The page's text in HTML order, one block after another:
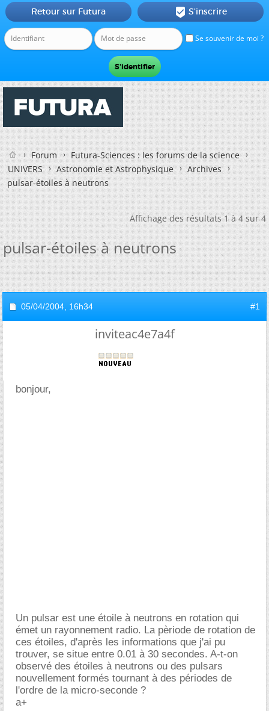
Se souvenir de moi ?
Retour sur Futura  S'inscrire
Forum
Futura-Sciences : les forums de la science
UNIVERS
Astronomie et Astrophysique
Archives
pulsar-étoiles à neutrons
Affichage des résultats 1 à 4 sur 4
pulsar-étoiles à neutrons
05/04/2004, 16h34 #1
inviteac4e7a4f
bonjour,
Un pulsar est une étoile à neutrons en rotation qui
émet un rayonnement radio. La pèriode de rotation de
ces étoiles, d'après les informations que j'ai pu
trouver, se situe entre 0.01 à 30 secondes. A-t-on
observé des étoiles à neutrons ou des pulsars
nouvellement formés tournant à des périodes de
l'ordre de la micro-seconde ?
a+